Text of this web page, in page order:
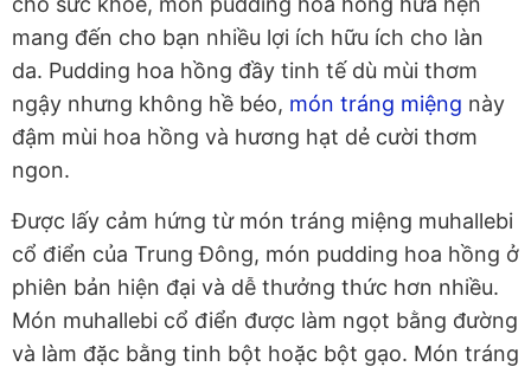
mang đến cho bạn nhiều lợi ích hữu ích cho làn
da. Pudding hoa hồng đầy tinh tế dù mùi thơm
ngậy nhưng không hề béo, món tráng miệng này
đậm mùi hoa hồng và hương hạt dẻ cười thơm
ngon.
Được lấy cảm hứng từ món tráng miệng muhallebi
cổ điển của Trung Đông, món pudding hoa hồng ở
phiên bản hiện đại và dễ thưởng thức hơn nhiều.
Món muhallebi cổ điển được làm ngọt bằng đường
và làm đặc bằng tinh bột hoặc bột gạo. Món tráng